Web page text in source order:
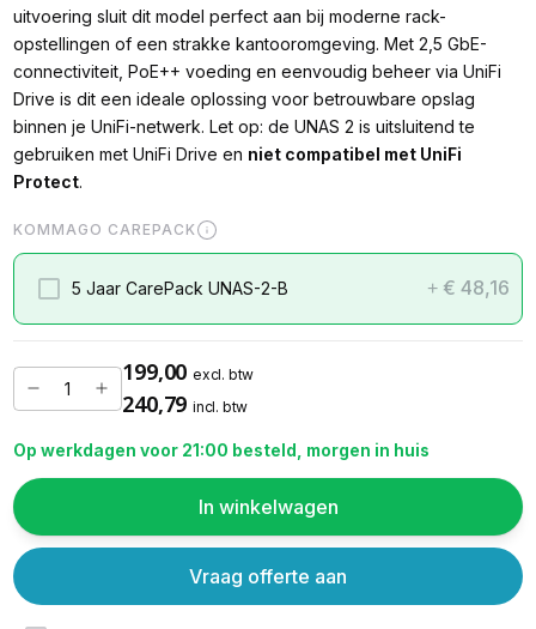
uitvoering sluit dit model perfect aan bij moderne rack-
opstellingen of een strakke kantooromgeving. Met 2,5 GbE-
connectiviteit, PoE++ voeding en eenvoudig beheer via UniFi
Drive is dit een ideale oplossing voor betrouwbare opslag
binnen je UniFi-netwerk. Let op: de UNAS 2 is uitsluitend te
gebruiken met UniFi Drive en niet compatibel met UniFi
Protect.
KOMMAGO CAREPACK
5 Jaar CarePack UNAS-2-B + € 48,16
199,00 excl. btw
240,79 incl. btw
Op werkdagen voor 21:00 besteld, morgen in huis
In winkelwagen
Vraag offerte aan